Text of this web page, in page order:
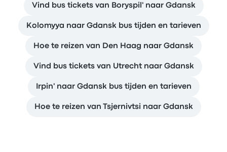
Vind bus tickets van Boryspil' naar Gdansk
Kolomyya naar Gdansk bus tijden en tarieven
Hoe te reizen van Den Haag naar Gdansk
Vind bus tickets van Utrecht naar Gdansk
Irpin' naar Gdansk bus tijden en tarieven
Hoe te reizen van Tsjernivtsi naar Gdansk